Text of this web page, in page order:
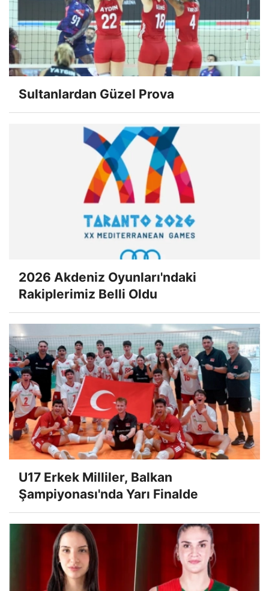
Sultanlardan Güzel Prova
2026 Akdeniz Oyunları'ndaki
Rakiplerimiz Belli Oldu
U17 Erkek Milliler, Balkan
Şampiyonası'nda Yarı Finalde